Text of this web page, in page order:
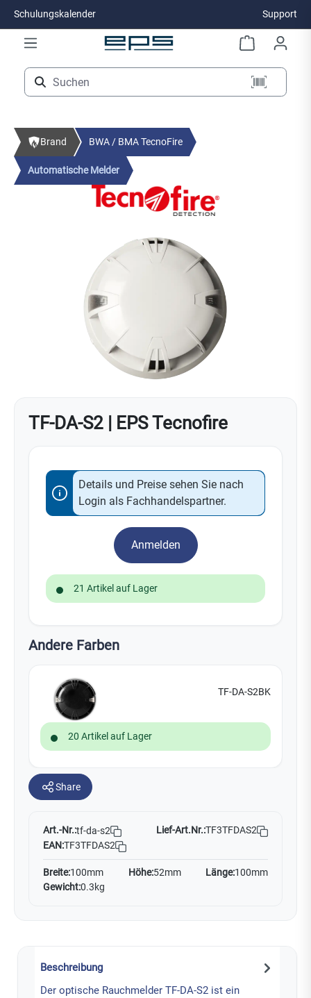
Zum Hauptinhalt springen
Schulungskalender Support
Brand BWA / BMA TecnoFire
Automatische Melder
Bildergalerie überspringen
TF-DA-S2 | EPS Tecnofire
Details und Preise sehen Sie nach
Login als Fachhandelspartner.
Anmelden
21 Artikel auf Lager
Andere Farben
TF-DA-S2BK
20 Artikel auf Lager
Share
Art.-Nr.:tf-da-s2 Lief-Art.Nr.:TF3TFDAS2
EAN:TF3TFDAS2
Breite:100mm Höhe:52mm Länge:100mm
Gewicht:0.3kg
Beschreibung
Der optische Rauchmelder TF-DA-S2 ist ein